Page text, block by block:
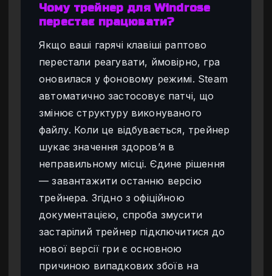
Чому трейнер для Windrose
перестає працювати?
Якщо ваші гарячі клавіші раптово
перестали реагувати, ймовірно, гра
оновилася у фоновому режимі. Steam
автоматично застосовує патчі, що
змінює структуру виконуваного
файлу. Коли це відбувається, трейнер
шукає значення здоров’я в
неправильному місці. Єдине рішення
— завантажити останню версію
трейнера. Згідно з офіційною
документацією, спроба змусити
застарілий трейнер підключитися до
нової версії гри є основною
причиною випадкових збоїв на